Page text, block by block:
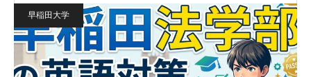
早稲田大学